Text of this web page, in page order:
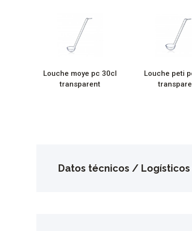
Louche moye pc 30cl
transparent
Louche peti
Datos técnicos /